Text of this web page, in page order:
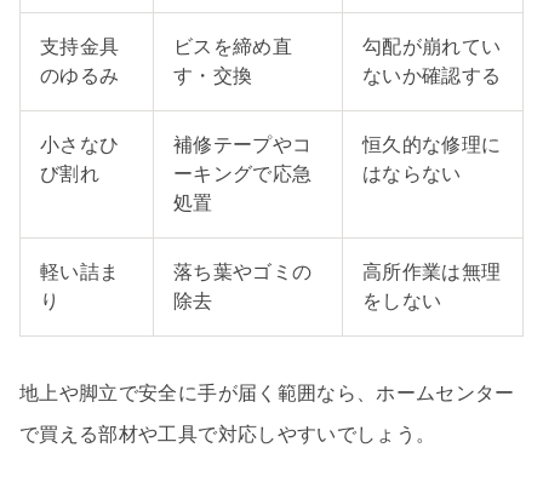
支持金具
のゆるみ
ビスを締め直
す・交換
勾配が崩れてい
ないか確認する
小さなひ
び割れ
補修テープやコ
ーキングで応急
処置
恒久的な修理に
はならない
軽い詰ま
り
落ち葉やゴミの
除去
高所作業は無理
をしない
地上や脚立で安全に手が届く範囲なら、ホームセンター
で買える部材や工具で対応しやすいでしょう。